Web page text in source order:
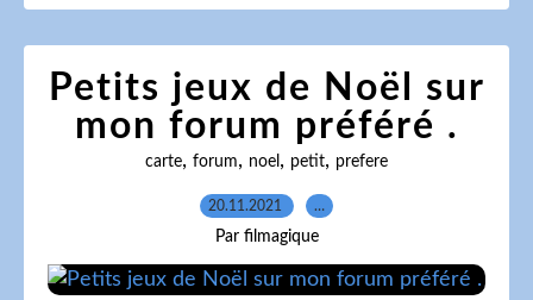
Petits jeux de Noël sur
mon forum préféré .
carte, forum, noel , petit, prefere
20.11.2021 …
Par filmagique